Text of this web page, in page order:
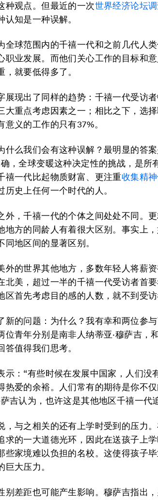
种观点。但最近的一次世界经济论坛
认知是一种误解。
全球范围内的千禧一代和之前几代人
职业发展。而他们关心工作的目标和
，就要低得多了。
展现出了同样的趋势：千禧一代受访
大重点考虑因素之一；相比之下，选
意义的工作的只有37%。
什么我们会有这种误解？最明显的答
，全球变暖这种决定性的挑战，是所
禧一代比起物质财富、更注重收集精
历史上任何一个时代的人。
外，千禧一代的个体之间处处不同。
地方的同龄人有着很大区别。事实上
同地区间的显著区别。
外的世界其他地方，多数年轻人将薪
北美，超过一半的千禧一代受访者首
区首先考虑目的感的人数，就不到受访
新的问题：为什么？我有幸和两位参
位青年分别是南非人纳蒂亚·穆萨吉，
答值得我们思考。
示：“有些时候在发展中国家，人们没
热爱的余裕。人们常有的期待是你不
吉认为，也许这是其他地区千禧一代
，与之相关的还有上学时受到的压力
求的一大道德光环，因此在送孩子上
些家境难以负担的名校。这使得孩子
巨大压力。
别差距也可能产生影响。穆萨吉指出